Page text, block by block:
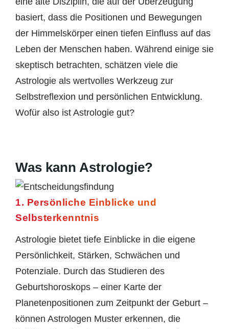
basiert, dass die Positionen und Bewegungen
der Himmelskörper einen tiefen Einfluss auf das
Leben der Menschen haben. Während einige sie
skeptisch betrachten, schätzen viele die
Astrologie als wertvolles Werkzeug zur
Selbstreflexion und persönlichen Entwicklung.
Wofür also ist Astrologie gut?
Was kann Astrologie?
1. Persönliche Einblicke und
Selbsterkenntnis
Astrologie bietet tiefe Einblicke in die eigene
Persönlichkeit, Stärken, Schwächen und
Potenziale. Durch das Studieren des
Geburtshoroskops – einer Karte der
Planetenpositionen zum Zeitpunkt der Geburt –
können Astrologen Muster erkennen, die